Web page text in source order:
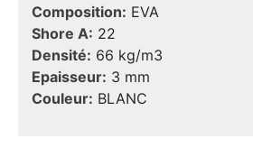
Composition: EVA
Shore A: 22
Densité: 66 kg/m3
Epaisseur: 3 mm
Couleur: BLANC